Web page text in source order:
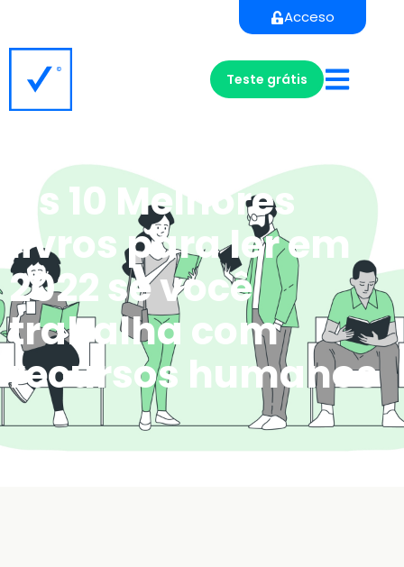
Acceso
Teste grátis
Os 10 Melhores
livros para ler em
2022 se você
trabalha com
recursos humanos